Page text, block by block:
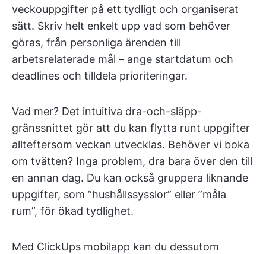
veckouppgifter på ett tydligt och organiserat
sätt. Skriv helt enkelt upp vad som behöver
göras, från personliga ärenden till
arbetsrelaterade mål – ange startdatum och
deadlines och tilldela prioriteringar.
Vad mer? Det intuitiva dra-och-släpp-
gränssnittet gör att du kan flytta runt uppgifter
allteftersom veckan utvecklas. Behöver vi boka
om tvätten? Inga problem, dra bara över den till
en annan dag. Du kan också gruppera liknande
uppgifter, som ”hushållssysslor” eller ”måla
rum”, för ökad tydlighet.
Med ClickUps mobilapp kan du dessutom